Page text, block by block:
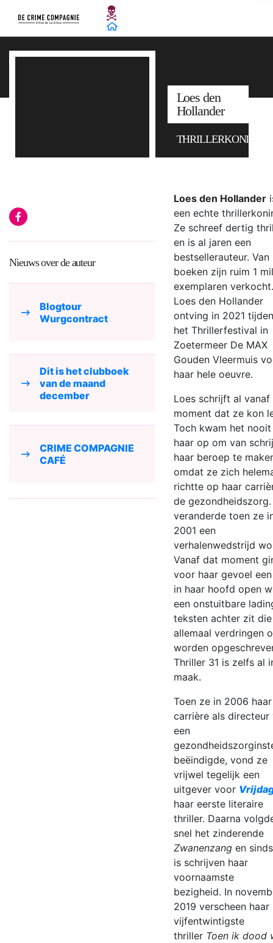
Loes den
Hollander
THRILLERKONINGIN
Nieuws over de auteur
Blogtour
Wurgcontract
Dit is het clubboek
van de maand
december
CRIME COMPAGNIE
CAFÉ
Loes den Hollander
een echte
Ze schreef dertig
en is al jaren een
bestsellerauteur. Van
boeken zijn ruim 1
exemplaren verkocht.
Loes den Hollander
ontving in 2021
het Thrillerfestival in
Zoetermeer De MAX
Gouden Vleermuis
haar hele oeuvre.
Loes schrijft al vanaf
moment dat ze kon
Toch kwam het
haar op om van
haar beroep te
omdat ze zich
richtte op haar
de
veranderde toen ze
2001 een
verhalenwedstrijd
Vanaf dat moment
voor haar gevoel
in haar hoofd open
een onstuitbare
teksten achter zit
allemaal verdringen
worden
Thriller 31 is zelfs al
maak.
Toen ze in 2006 haar
carrière als directeur
een
beëindigde, vond ze
vrijwel tegelijk een
uitgever voor
haar eerste literaire
thriller. Daarna
snel het zinderende
Zwanenzang en
is schrijven haar
voornaamste
bezigheid. In
2019 verscheen haar
vijfentwintigste
thriller Toen ik dood